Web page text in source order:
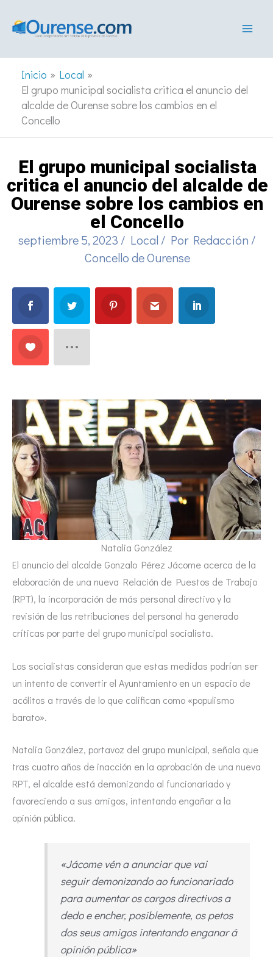
Inicio
Local
El grupo municipal socialista critica el anuncio del
alcalde de Ourense sobre los cambios en el
Concello
El grupo municipal socialista
critica el anuncio del alcalde de
Ourense sobre los cambios en
el Concello
septiembre 5, 2023 / Local / Por Redacción /
Concello de Ourense
Natalia González
El anuncio del alcalde Gonzalo Pérez Jácome acerca de la
elaboración de una nueva Relación de Puestos de Trabajo
(RPT), la incorporación de más personal directivo y la
revisión de las retribuciones del personal ha generado
críticas por parte del grupo municipal socialista.
Los socialistas consideran que estas medidas podrían ser
un intento de convertir el Ayuntamiento en un espacio de
acólitos a través de lo que califican como «populismo
barato».
Natalia González, portavoz del grupo municipal, señala que
tras cuatro años de inacción en la aprobación de una nueva
RPT, el alcalde está demonizando al funcionariado y
favoreciendo a sus amigos, intentando engañar a la
opinión pública.
«Jácome vén a anunciar que vai
seguir demonizando ao funcionariado
para aumentar os cargos directivos a
dedo e encher, posiblemente, os petos
dos seus amigos intentando enganar á
opinión pública»